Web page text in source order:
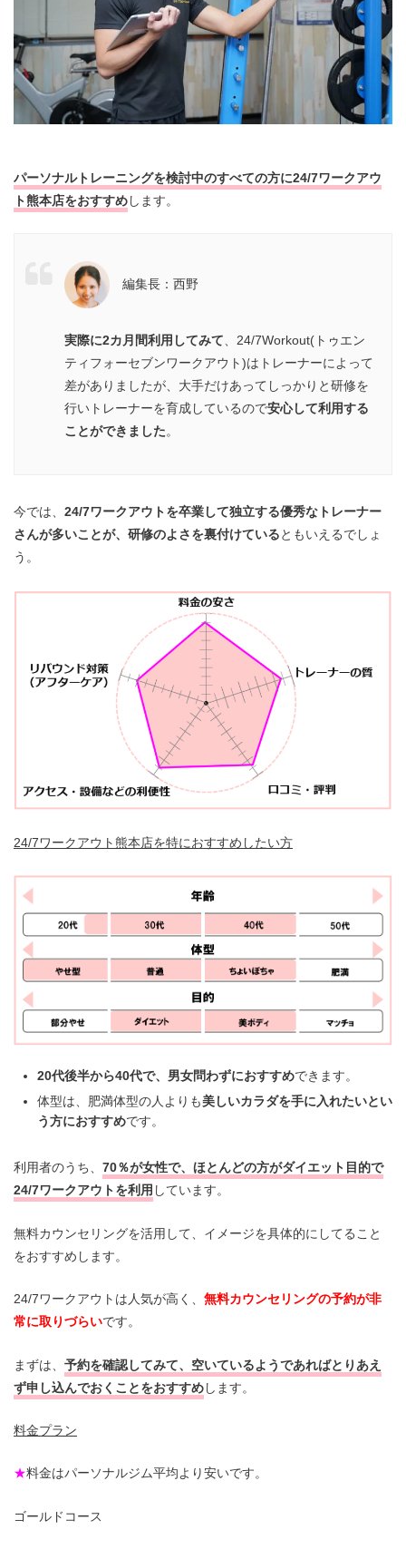
パーソナルトレーニングを検討中のすべての方に24/7ワークアウ
ト熊本店をおすすめします。
編集長：西野
実際に2カ月間利用してみて 、24/7Workout(トゥエン
ティフォーセブンワークアウト)はトレーナーによって
差がありましたが、大手だけあってしっかりと研修を
行いトレーナーを育成しているので安心して利用する
ことができました。
今では、 24/7ワークアウトを卒業して独立する優秀なトレーナー
さんが多いことが、研修のよさを裏付けているともいえるでしょ
う。
24/7ワークアウト熊本店を特におすすめしたい方
20代後半から40代で、男女問わずにおすすめできます。
体型は、肥満体型の人よりも美しいカラダを手に入れたいとい
う方におすすめです。
利用者のうち、 70％が女性で、ほとんどの方がダイエット目的で
24/7ワークアウトを利用 しています。
無料カウンセリングを活用して、イメージを具体的にしてること
をおすすめします。
24/7ワークアウトは人気が高く、 無料カウンセリングの予約が非
常に取りづらいです。
まずは、 予約を確認してみて、空いているようであればとりあえ
ず申し込んでおくことをおすすめします。
料金プラン
★料金はパーソナルジム平均より安いです。
ゴールドコース